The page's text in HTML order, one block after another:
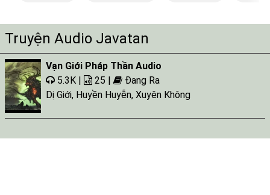
Truyện Audio Javatan
Vạn Giới Pháp Thần Audio
5.3K |
25 |
Đang Ra
Dị Giới, Huyền Huyễn, Xuyên Không